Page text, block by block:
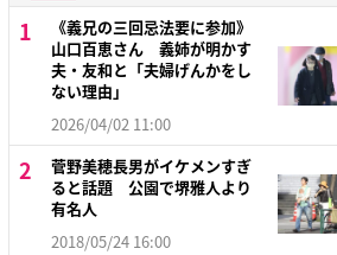
《義兄の三回忌法要に参加》
山口百恵さん 義姉が明かす
夫・友和と「夫婦げんかをし
ない理由」
2026/04/02 11:00
菅野美穂長男がイケメンすぎ
ると話題 公園で堺雅人より
有名人
2018/05/24 16:00